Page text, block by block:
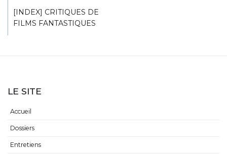
[INDEX] CRITIQUES DE
FILMS FANTASTIQUES
LE SITE
Accueil
Dossiers
Entretiens